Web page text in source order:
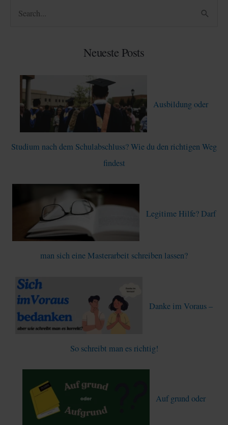
Neueste Posts
Ausbildung oder
Studium nach dem Schulabschluss? Wie du den richtigen Weg
findest
Legitime Hilfe? Darf
man sich eine Masterarbeit schreiben lassen?
Danke im Voraus –
So schreibt man es richtig!
Auf grund oder